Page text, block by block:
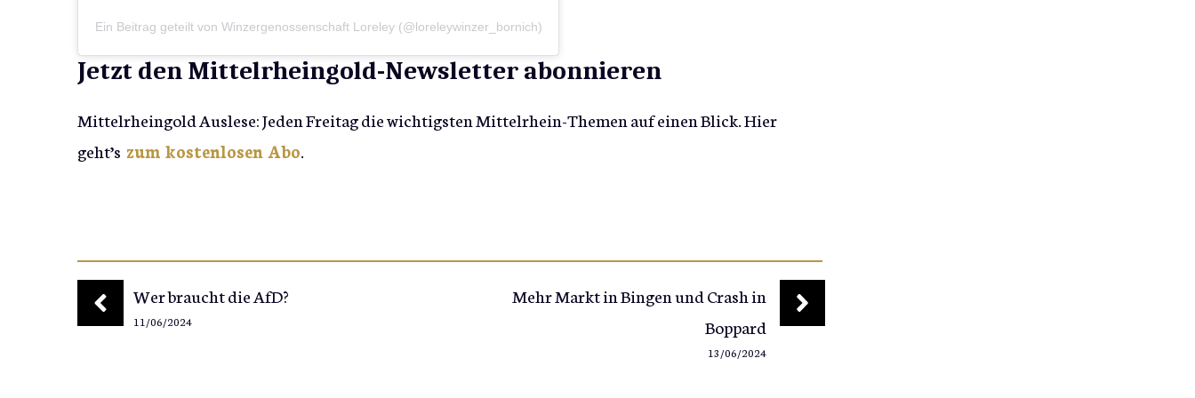
Ein Beitrag geteilt von Winzergenossenschaft Loreley (@loreleywinzer_bornich)
Jetzt den Mittelrheingold-Newsletter abonnieren
Mittelrheingold Auslese: Jeden Freitag die wichtigsten Mittelrhein-Themen auf einen Blick. Hier
geht’s zum kostenlosen Abo.
Wer braucht die AfD?
11/06/2024
Mehr Markt in Bingen und Crash in
Boppard
13/06/2024